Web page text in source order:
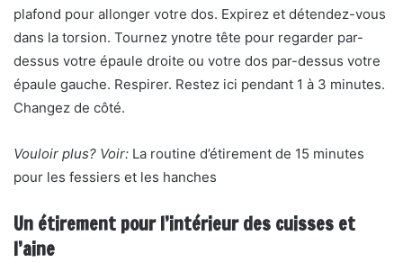
plafond pour allonger votre dos. Expirez et détendez-vous
dans la torsion. Tournez ynotre tête pour regarder par-
dessus votre épaule droite ou votre dos par-dessus votre
épaule gauche. Respirer. Restez ici pendant 1 à 3 minutes.
Changez de côté.
Vouloir plus? Voir: La routine d’étirement de 15 minutes
pour les fessiers et les hanches
Un étirement pour l’intérieur des cuisses et
l’aine